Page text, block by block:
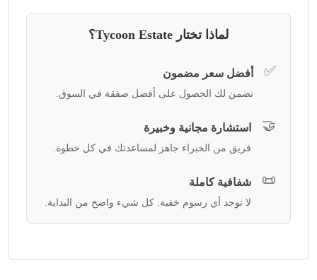
لماذا تختار Tycoon Estate؟
✅ أفضل سعر مضمون
نضمن لك الحصول على أفضل صفقة في السوق.
🤝 استشارة مجانية وخبيرة
فريق من الخبراء جاهز لمساعدتك في كل خطوة.
📜 شفافية كاملة
لا توجد أي رسوم خفية. كل شيء واضح من البداية.